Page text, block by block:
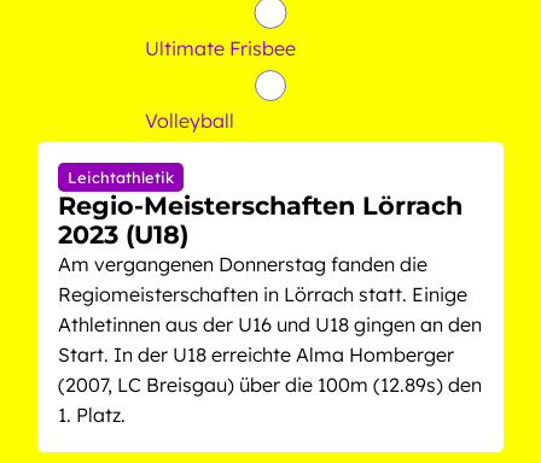
Ultimate Frisbee
Volleyball
Leichtathletik
Regio-Meisterschaften Lörrach
2023 (U18)
Am vergangenen Donnerstag fanden die
Regiomeisterschaften in Lörrach statt. Einige
Athletinnen aus der U16 und U18 gingen an den
Start. In der U18 erreichte Alma Homberger
(2007, LC Breisgau) über die 100m (12.89s) den
1. Platz.